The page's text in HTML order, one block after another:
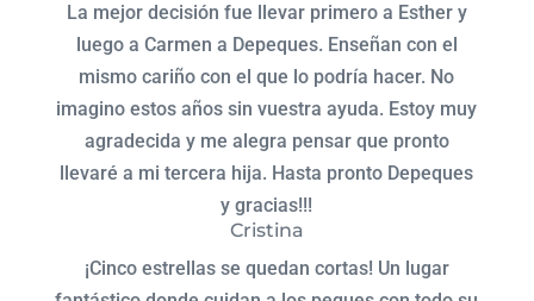
La mejor decisión fue llevar primero a Esther y
luego a Carmen a Depeques. Enseñan con el
mismo cariño con el que lo podría hacer. No
imagino estos años sin vuestra ayuda. Estoy muy
agradecida y me alegra pensar que pronto
llevaré a mi tercera hija. Hasta pronto Depeques
y gracias!!!
Cristina
¡Cinco estrellas se quedan cortas! Un lugar